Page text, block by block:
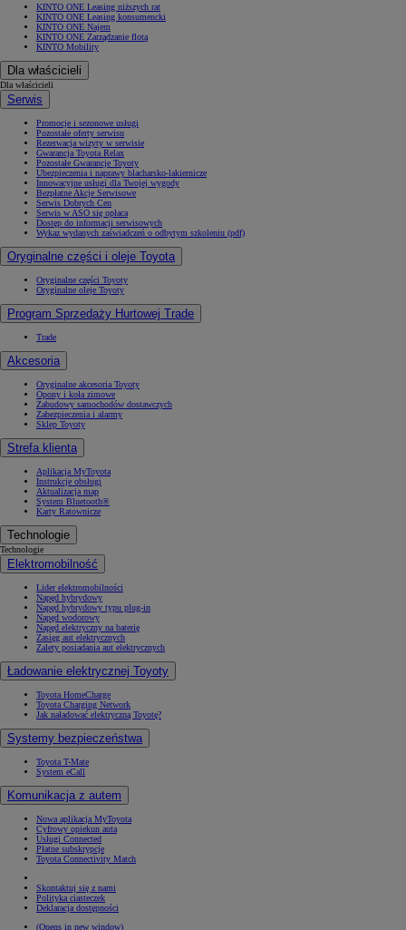
KINTO ONE Leasing niższych rat
KINTO ONE Leasing konsumencki
KINTO ONE Najem
KINTO ONE Zarządzanie flotą
KINTO Mobility
Dla właścicieli
Dla właścicieli
Serwis
Promocje i sezonowe usługi
Pozostałe oferty serwisu
Rezerwacja wizyty w serwisie
Gwarancja Toyota Relax
Pozostałe Gwarancje Toyoty
Ubezpieczenia i naprawy blacharsko-lakiernicze
Innowacyjne usługi dla Twojej wygody
Bezpłatne Akcje Serwisowe
Serwis Dobrych Cen
Serwis w ASO się opłaca
Dostęp do informacji serwisowych
Wykaz wydanych zaświadczeń o odbytym szkoleniu (pdf)
Oryginalne części i oleje Toyota
Oryginalne części Toyoty
Oryginalne oleje Toyoty
Program Sprzedaży Hurtowej Trade
Trade
Akcesoria
Oryginalne akcesoria Toyoty
Opony i koła zimowe
Zabudowy samochodów dostawczych
Zabezpieczenia i alarmy
Sklep Toyoty
Strefa klienta
Aplikacja MyToyota
Instrukcje obsługi
Aktualizacja map
System Bluetooth®
Karty Ratownicze
Technologie
Technologie
Elektromobilność
Lider elektromobilności
Napęd hybrydowy
Napęd hybrydowy typu plug-in
Napęd wodorowy
Napęd elektryczny na baterię
Zasięg aut elektrycznych
Zalety posiadania aut elektrycznych
Ładowanie elektrycznej Toyoty
Toyota HomeCharge
Toyota Charging Network
Jak naładować elektryczną Toyotę?
Systemy bezpieczeństwa
Toyota T-Mate
System eCall
Komunikacja z autem
Nowa aplikacja MyToyota
Cyfrowy opiekun auta
Usługi Connected
Płatne subskrypcje
Toyota Connectivity Match
Skontaktuj się z nami
Polityka ciasteczek
Deklaracja dostępności
(Opens in new window)